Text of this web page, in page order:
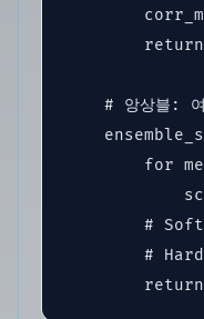
# 앙상블:
for
# Soft
# Hard